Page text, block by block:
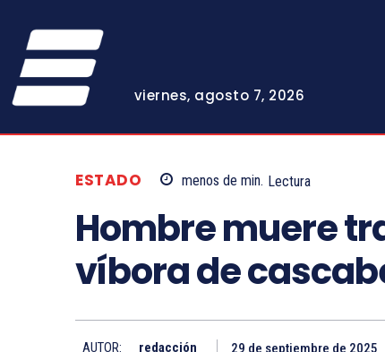
viernes, agosto 7, 2026
ESTADO menos de min. Lectura
Hombre muere
víbora de
AUTOR: redacción 29 de septiembre de 2025